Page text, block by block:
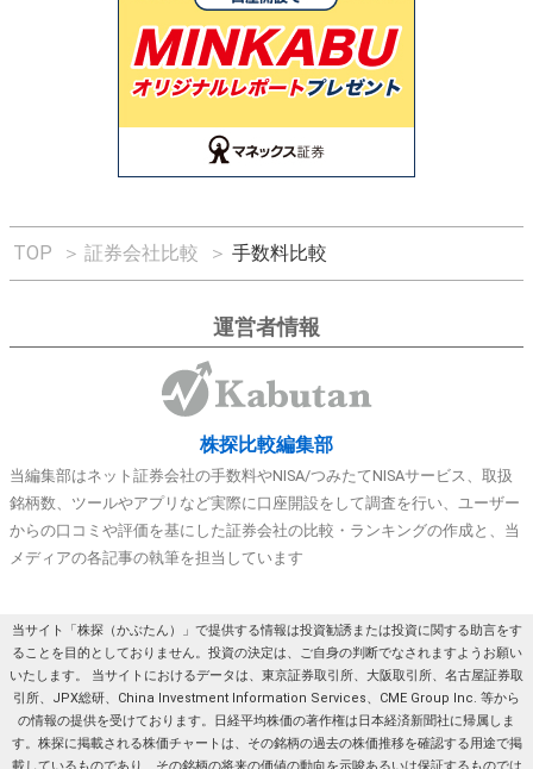
TOP ＞ 証券会社比較 ＞ 手数料比較
運営者情報
株探比較編集部
当編集部はネット証券会社の手数料やNISA/つみたてNISAサービス、取扱
銘柄数、ツールやアプリなど実際に口座開設をして調査を行い、ユーザー
からの口コミや評価を基にした証券会社の比較・ランキングの作成と、当
メディアの各記事の執筆を担当しています
当サイト「株探（かぶたん）」で提供する情報は投資勧誘または投資に関する助言をす
ることを目的としておりません。投資の決定は、ご自身の判断でなされますようお願い
いたします。 当サイトにおけるデータは、東京証券取引所、大阪取引所、名古屋証券取
引所、JPX総研、China Investment Information Services、CME Group Inc. 等から
の情報の提供を受けております。日経平均株価の著作権は日本経済新聞社に帰属しま
す。株探に掲載される株価チャートは、その銘柄の過去の株価推移を確認する用途で掲